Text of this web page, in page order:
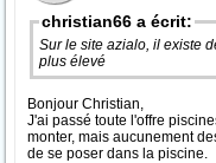
christian66 a écrit:
Sur le site azialo, il existe
plus élevé
Bonjour Christian,
J'ai passé toute l'offre
monter, mais aucunement
de se poser dans la piscine.